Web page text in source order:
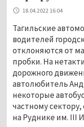
18.04.2022 16:04
Тагильские
водителей
отклоняются от
пробки. На
дорожного
автолюбитель
некоторые
частному
на Руднике им. III